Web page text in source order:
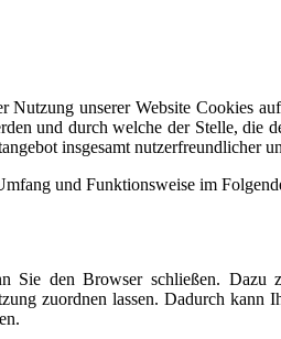
unserer Website Cookies
und durch welche der Stelle,
insgesamt nutzerfreundlicher
und Funktionsweise im
Sie den Browser schließen.
zuordnen lassen. Dadurch